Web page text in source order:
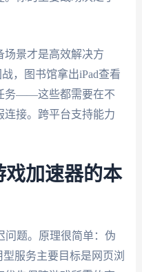
场景才是高效解决方
，图书馆拿出iPad查看
务——这些都需要在不
连接。跨平台支持能力
戏加速器的本
问题。原理很简单：伪
服务主要目标是网页浏